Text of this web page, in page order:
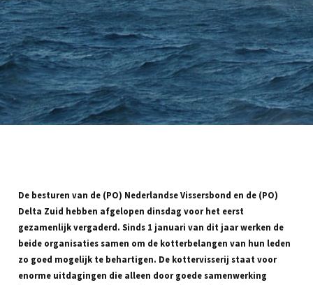
De besturen van de (PO) Nederlandse Vissersbond en de (PO)
Delta Zuid hebben afgelopen dinsdag voor het eerst
gezamenlijk vergaderd. Sinds 1 januari van dit jaar werken de
beide organisaties samen om de kotterbelangen van hun leden
zo goed mogelijk te behartigen. De kottervisserij staat voor
enorme uitdagingen die alleen door goede samenwerking